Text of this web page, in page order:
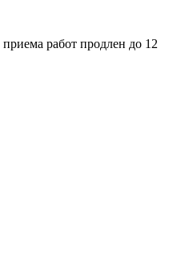
работ продлен до 12